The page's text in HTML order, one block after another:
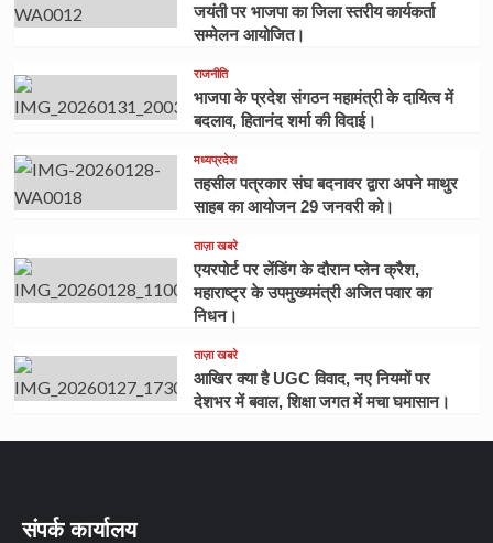
जयंती पर भाजपा का जिला स्तरीय कार्यकर्ता
सम्मेलन आयोजित।
राजनीति
भाजपा के प्रदेश संगठन महामंत्री के दायित्व में
बदलाव, हितानंद शर्मा की विदाई।
मध्यप्रदेश
तहसील पत्रकार संघ बदनावर द्वारा अपने माथुर
साहब का आयोजन 29 जनवरी को।
ताज़ा खबरे
एयरपोर्ट पर लेंडिंग के दौरान प्लेन क्रैश,
महाराष्ट्र के उपमुख्यमंत्री अजित पवार का
निधन।
ताज़ा खबरे
आखिर क्या है UGC विवाद, नए नियमों पर
देशभर में बवाल, शिक्षा जगत में मचा घमासान।
संपर्क कार्यालय